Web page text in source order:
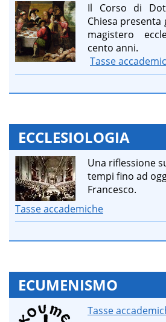
Il Corso di
Chiesa
magistero
cento anni.
Tasse
ECCLESIOLOGIA
Una riflessione
tempi fino ad
Francesco.
Tasse accademiche
ECUMENISMO
Tasse